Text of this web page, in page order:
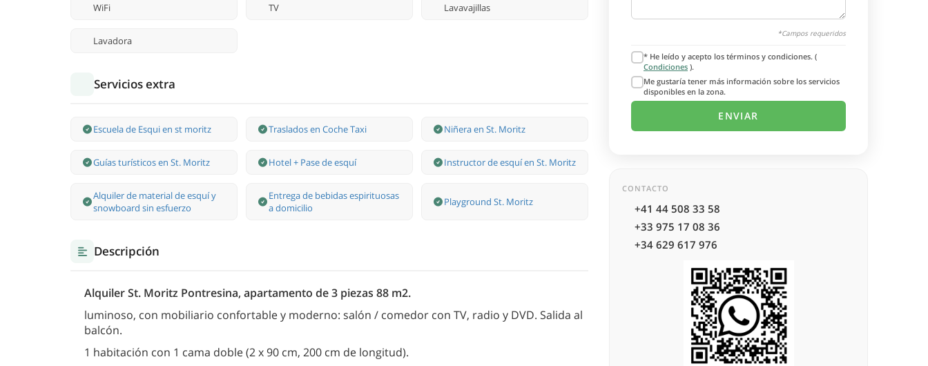
WiFi TV Lavavajillas
Lavadora
Servicios extra
Escuela de Esqui en st moritz Traslados en Coche Taxi Niñera en St. Moritz
Guías turísticos en St. Moritz Hotel + Pase de esquí Instructor de esquí en St. Moritz
Alquiler de material de esquí y
snowboard sin esfuerzo
Entrega de bebidas espirituosas
a domicilio
Playground St. Moritz
Descripción
Alquiler St. Moritz Pontresina, apartamento de 3 piezas 88 m2.
luminoso, con mobiliario confortable y moderno: salón / comedor con TV, radio y DVD. Salida al
balcón.
1 habitación con 1 cama doble (2 x 90 cm, 200 cm de longitud).
*Campos requeridos
* He leído y acepto los términos y condiciones. (
Condiciones ).
Me gustaría tener más información sobre los servicios
disponibles en la zona.
CONTACTO
+41 44 508 33 58
+33 975 17 08 36
+34 629 617 976